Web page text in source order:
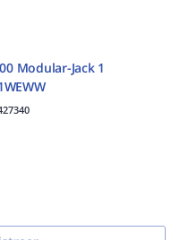
Modular-Jack 1